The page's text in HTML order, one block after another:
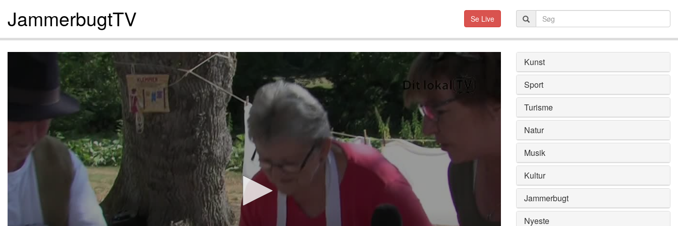
JammerbugtTV Se Live
Kunst
Sport
Turisme
Natur
Musik
Kultur
Jammerbugt
Nyeste